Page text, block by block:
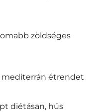
zöldséges
mediterrán étrendet
diétásan, hús